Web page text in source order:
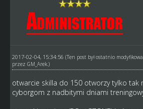
2017-02-04, 15:34:56 (Ten post był ostatnio
przez GM_Arek.)
otwarcie skilla do 150 otworzy tylko tak
cyborgom z nadbitymi dniami